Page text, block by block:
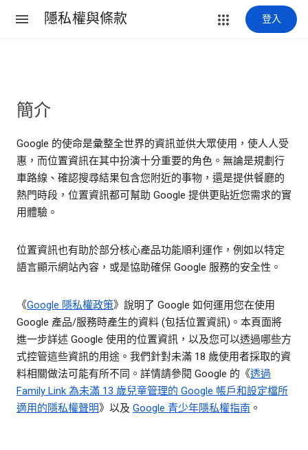
隱私權與條款 登入
簡介
Google 的使命是彙整全世界的資訊並供大眾使用，使人人受
惠，而位置資訊在其中扮演十分重要的角色。無論是規劃行
車路線、確認搜尋結果包含您附近的事物，還是提供餐廳的
熱門時段，位置資訊都可幫助 Google 提供更貼近您需求的實
用體驗。
位置資訊也有助於部分核心產品功能順利運作，例如以特定
語言顯示網站內容，或是協助確保 Google 服務的安全性。
《Google 隱私權政策》說明了 Google 如何運用您在使用
Google 產品/服務時產生的資料 (包括位置資訊)。本頁面將
進一步詳述 Google 使用的位置資訊，以及您可以透過哪些方
式控管這些資訊的用途。我們針對未滿 18 歲使用者採取的資
料相關做法可能有所不同。詳情請參閱 Google 的《透過
Family Link 為未滿 13 歲兒童管理的 Google 帳戶和設定檔所
適用的隱私權聲明》以及 Google 青少年隱私權指南 。